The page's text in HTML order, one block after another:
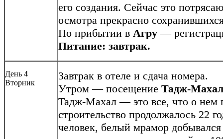
его создания. Сейчас это
осмотра прекрасно
По прибытии в Агру —
Питание: завтрак.
День 4
Вторник
Завтрак в отеле и сдача номера.
Утром — посещение Тадж-
Тадж-Махал — это все, что о нем
строительство продолжалось 22
человек, белый мрамор